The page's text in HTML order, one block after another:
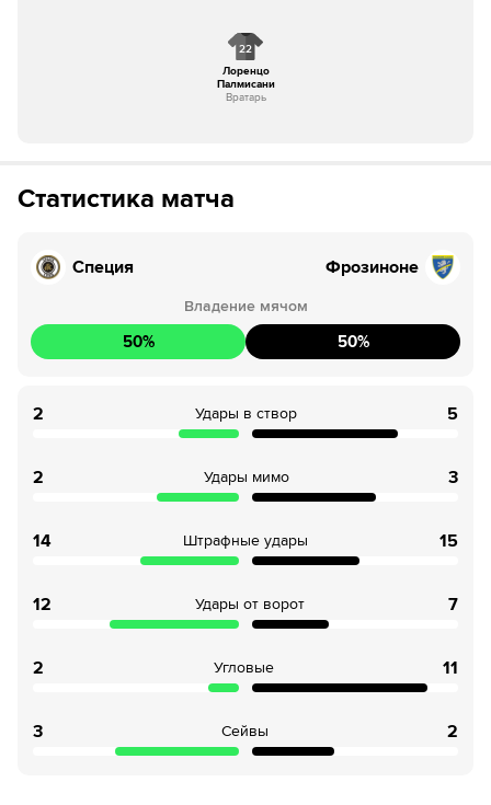
22
Лоренцо
Палмисани
Вратарь
Статистика матча
Специя Фрозиноне
Владение мячом
50% 50%
2 Удары в створ 5
2 Удары мимо 3
14 Штрафные удары 15
12 Удары от ворот 7
2 Угловые 11
3 Сейвы 2